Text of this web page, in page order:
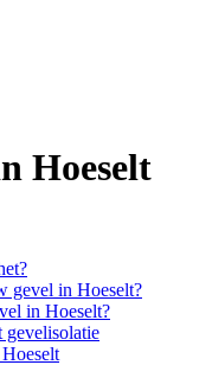
Hoeselt
gevel in Hoeselt?
in Hoeselt?
gevelisolatie